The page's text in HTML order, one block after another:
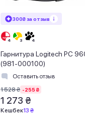
300₴ за отзыв
Гарнитура Logitech PC
(981-000100)
Оставить отзыв
1 528 ₴ -255 ₴
1 273 ₴
Кешбек13 ₴